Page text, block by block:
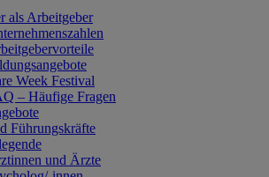
als Arbeitgeber
Week Festival
– Häufige Fragen
Führungskräfte
und Ärzte